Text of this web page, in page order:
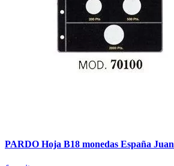
PARDO Hoja B18 monedas España